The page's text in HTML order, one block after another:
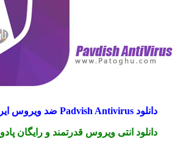
انتی ویروس قدرتمند و رایگان پادویش